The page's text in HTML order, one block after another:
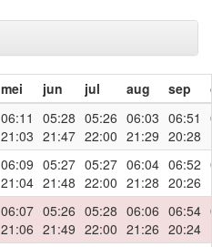
mei jun jul aug sep
06:11
21:03
05:28
21:47
05:26
22:00
06:03
21:29
06:51
20:28
06:09
21:04
05:27
21:48
05:27
22:00
06:04
21:28
06:52
20:26
06:07
21:06
05:26
21:49
05:28
22:00
06:06
21:26
06:54
20:24